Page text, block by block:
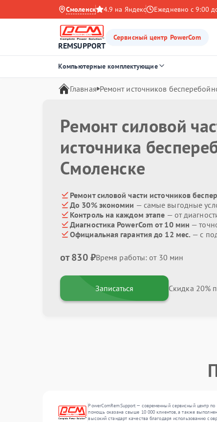
Смоленск 4.9 на Яндекс Ежедневно с 9:00
REMSUPPORT
Сервисный центр PowerCom
Компьютерные комплектующие
Главная Ремонт источников
Ремонт силовой
источника
Смоленске
Ремонт силовой части источников
До 30% экономии — самые выгодные
Контроль на каждом этапе — от
Диагностика PowerCom от 10 мин —
Официальная гарантия до 12 мес. — с
от 830 ₽Время работы: от 30 мин
Записаться Скидка 20%
PowerComRemSupport — современный сервисный центр
помощь оказана свыше 10 000 клиентов, а также
высокий стандарт качества благодаря использованию